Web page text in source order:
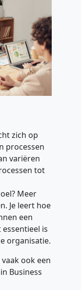
zich op
processen
variëren
tot
Meer
Je leert hoe
een
is
organisatie.
ook een
Business